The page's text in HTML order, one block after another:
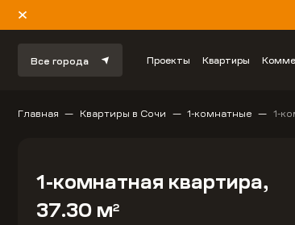
Все города Проекты Квартиры
Главная Квартиры в Сочи 1-комнатные 1-
1-комнатная квартира,
37.30 м2